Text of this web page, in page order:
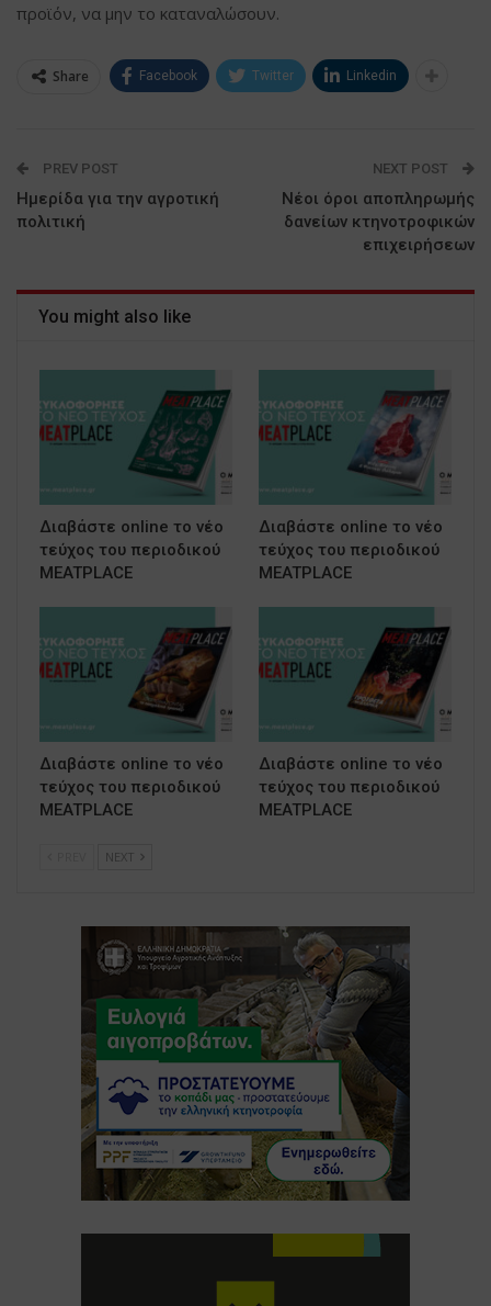
προϊόν, να μην το καταναλώσουν.
Share Facebook Twitter Linkedin
PREV POST
Ημερίδα για την αγροτική
πολιτική
NEXT POST
Νέοι όροι αποπληρωμής
δανείων κτηνοτροφικών
επιχειρήσεων
You might also like
Διαβάστε online το νέο
τεύχος του περιοδικού
MEATPLACE
Διαβάστε online το νέο
τεύχος του περιοδικού
MEATPLACE
Διαβάστε online το νέο
τεύχος του περιοδικού
MEATPLACE
Διαβάστε online το νέο
τεύχος του περιοδικού
MEATPLACE
NEXT